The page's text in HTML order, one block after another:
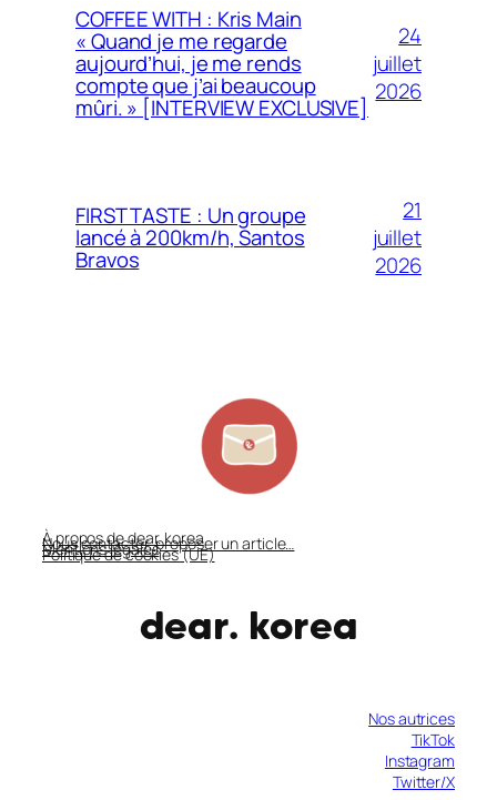
COFFEE WITH : Kris Main
« Quand je me regarde
aujourd’hui, je me rends
compte que j’ai beaucoup
mûri. » [INTERVIEW EXCLUSIVE]
24
juillet
2026
FIRST TASTE : Un groupe
lancé à 200km/h, Santos
Bravos
21
juillet
2026
À propos de dear. korea
Nous contacter, proposer un article…
Mentions légales
Politique de cookies (UE)
dear. korea
Nos autrices
TikTok
Instagram
Twitter/X